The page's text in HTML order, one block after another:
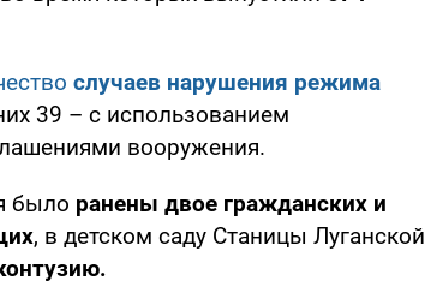
случаев нарушения режима
39 – с использованием
вооружения.
было ранены двое гражданских и
, в детском саду Станицы Луганской